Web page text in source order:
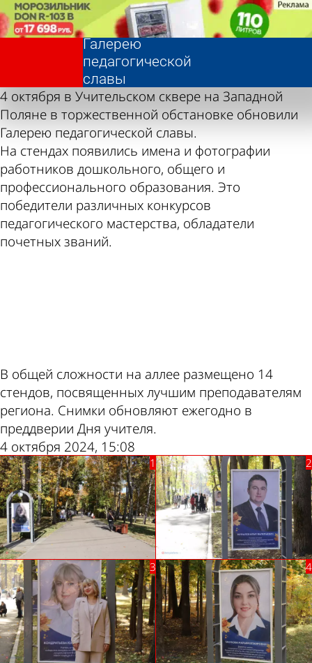
В Пензе
обновили
Галерею
педагогической
славы
Фотолента,
«Общество»
4 октября в Учительском сквере на Западной
Поляне в торжественной обстановке обновили
Галерею педагогической славы.
На стендах появились имена и фотографии
работников дошкольного, общего и
профессионального образования. Это
победители различных конкурсов
педагогического мастерства, обладатели
почетных званий.
В общей сложности на аллее размещено 14
стендов, посвященных лучшим преподавателям
региона. Снимки обновляют ежегодно в
преддверии Дня учителя.
4 октября 2024, 15:08
В Пензе
обновили
Галерею
педагогической
славы
Фотолента,
«Общество»